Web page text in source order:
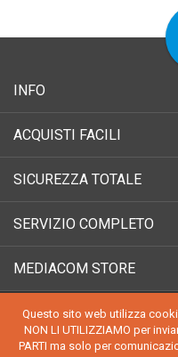
INFO
ACQUISTI FACILI
SICUREZZA TOTALE
SERVIZIO COMPLETO
MEDIACOM STORE
Questo sito web utilizza
NON LI UTILIZZIAMO per
PARTI ma solo per